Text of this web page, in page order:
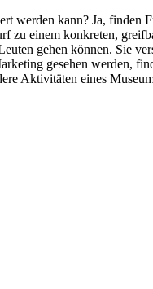
werden kann? Ja, finden
zu einem konkreten,
gehen können. Sie
gesehen werden,
Aktivitäten eines